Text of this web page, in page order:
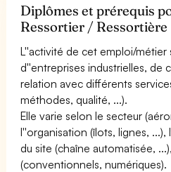
Diplômes et prérequis
Ressortier / Ressortière
L''activité de cet emploi/métier
d''entreprises industrielles, de
relation avec différents
méthodes, qualité, ...).
Elle varie selon le secteur
l''organisation (îlots, lignes,
du site (chaîne automatisée,
(conventionnels, numériques).